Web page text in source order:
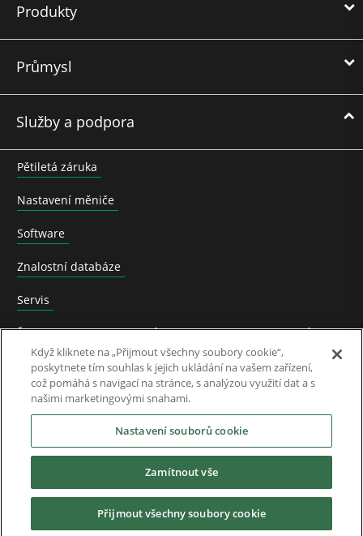
Produkty
Průmysl
Služby a podpora
Pětiletá záruka
Nastavení měniče
Software
Znalostní databáze
Servis
Školení o výrobcích přizpůsobené potřebám zákazníků
Podpora
Když kliknete na „Přijmout všechny soubory cookie“,
poskytnete tím souhlas k jejich ukládání na vašem zařízení,
což pomáhá s navigací na stránce, s analýzou využití dat a s
našimi marketingovými snahami.
Nastavení souborů cookie
Zamítnout vše
Přijmout všechny soubory cookie